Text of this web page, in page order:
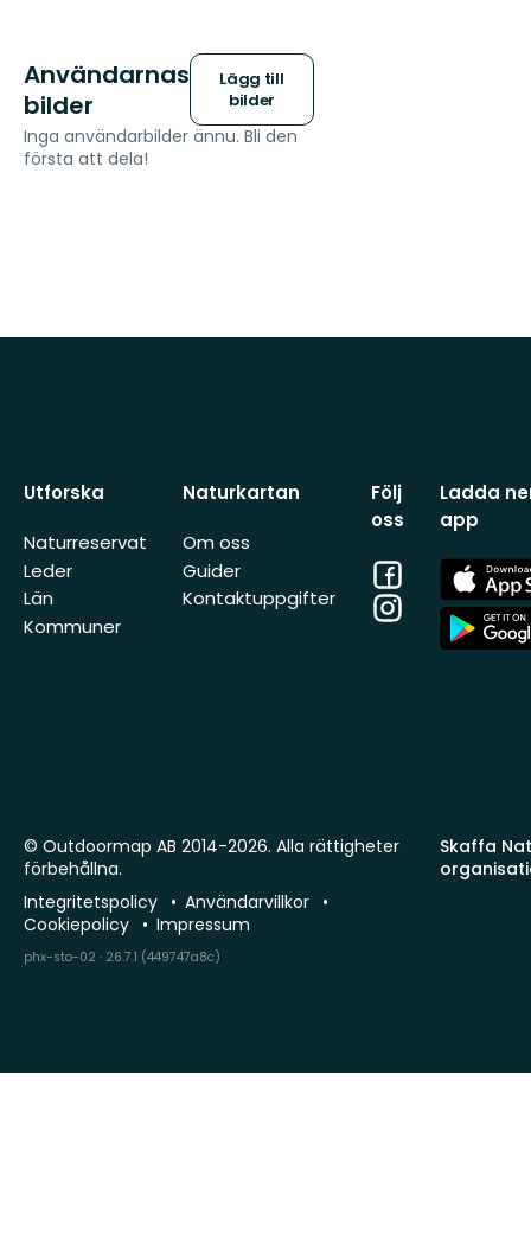
Användarnas
bilder
Lägg till
bilder
Inga användarbilder ännu. Bli den
första att dela!
Utforska
Naturreservat
Leder
Län
Kommuner
Naturkartan
Om oss
Guider
Kontaktuppgifter
Följ
oss
Facebook
Instagram
Ladda
app
App
Store
App
Store
Skaffa
© Outdoormap AB 2014-2026. Alla rättigheter
förbehållna.
Integritetspolicy
Användarvillkor
Cookiepolicy
Impressum
phx-sto-02 · 26.7.1 (449747a8c)